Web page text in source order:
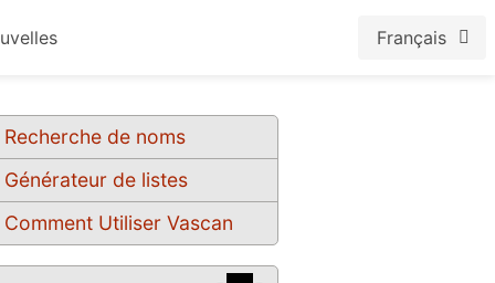
Français
Recherche de noms
Générateur de listes
Comment Utiliser Vascan